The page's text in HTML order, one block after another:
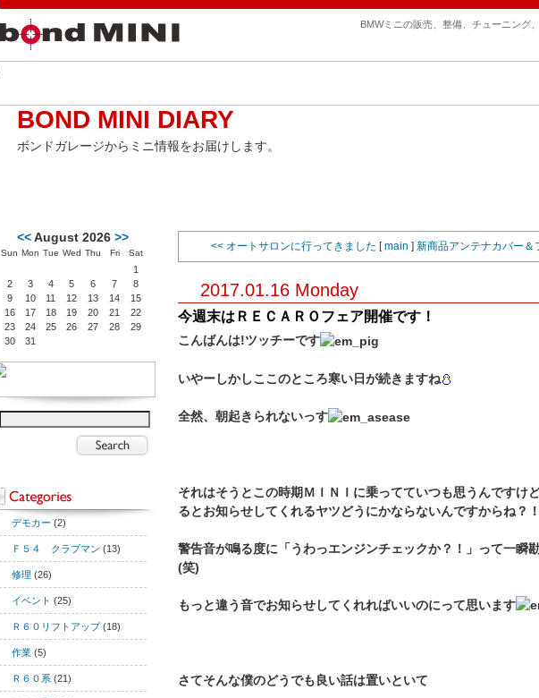
BMWミニの販売、整備、チューニン
BOND MINI DIARY
ボンドガレージからミニ情報をお届けします。
<<August 2026 >>
Sun Mon Tue Wed Thu Fri Sat
1
2
3 4 5 6 7
8
9
10 11 12 13 14
15
16
17 18 19 20 21
22
23
24 25 26 27 28
29
30
31
デモカー (2)
Ｆ５４ クラブマン (13)
修理 (26)
イベント (25)
Ｒ６０リフトアップ(18)
作業 (5)
Ｒ６０系 (21)
<< オートサロンに行ってきました [main ] 新商品アンテナカバー＆
2017.01.16 Monday
今週末はＲＥＣＡＲＯフェア開催です！
こんばんは!ツッチーです
いやーしかしここのところ寒い日が続きますね
全然、朝起きられないっす
それはそうとこの時期ＭＩＮＩに乗ってていつも思うんですけ
るとお知らせしてくれるヤツどうにかならないんですからね？！
警告音が鳴る度に「うわっエンジンチェックか？！」って一瞬
(笑)
もっと違う音でお知らせしてくれればいいのにって思います
さてそんな僕のどうでも良い話は置いといて